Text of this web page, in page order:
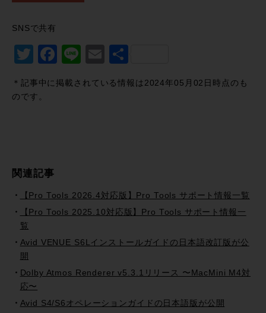
SNSで共有
Twitter
Facebook
LineEmail
有
＊記事中に掲載されている情報は2024年05月02日時点のも
のです。
関連記事
【Pro Tools 2026.4対応版】Pro Tools サポート情報一覧
【Pro Tools 2025.10対応版】Pro Tools サポート情報一
覧
Avid VENUE S6Lインストールガイドの日本語改訂版が公
開
Dolby Atmos Renderer v5.3.1リリース 〜MacMini M4対
応〜
Avid S4/S6オペレーションガイドの日本語版が公開